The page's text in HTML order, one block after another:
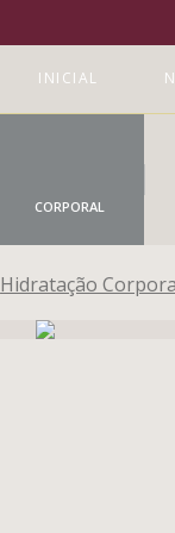
INICIAL
CORPORAL
Hidratação